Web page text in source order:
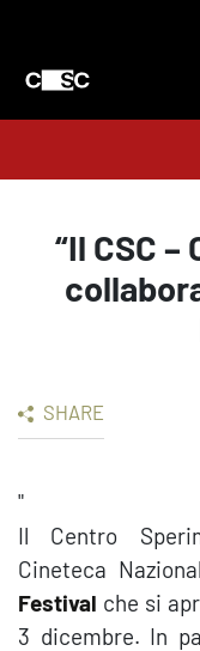
“Il CSC
SHARE
"
Il Centro
Cineteca
Festival che si
3 dicembre. In